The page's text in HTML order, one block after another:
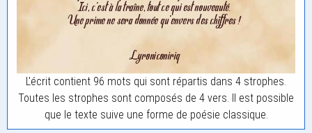
L'écrit contient 96 mots qui sont répartis dans 4 strophes.
Toutes les strophes sont composés de 4 vers. Il est possible
que le texte suive une forme de poésie classique.